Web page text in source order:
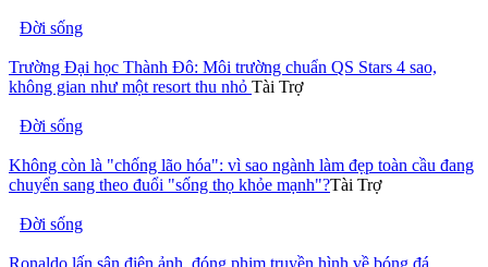
Đời sống
Trường Đại học Thành Đô: Môi trường chuẩn QS Stars 4 sao,
không gian như một resort thu nhỏ Tài Trợ
Đời sống
Không còn là "chống lão hóa": vì sao ngành làm đẹp toàn cầu đang
chuyển sang theo đuổi "sống thọ khỏe mạnh"?Tài Trợ
Đời sống